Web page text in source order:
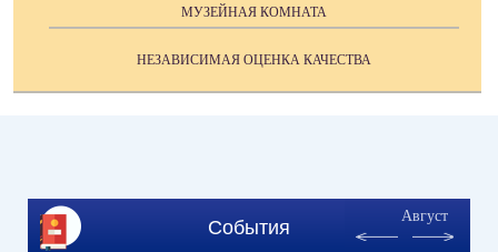
МУЗЕЙНАЯ КОМНАТА
НЕЗАВИСИМАЯ ОЦЕНКА КАЧЕСТВА
События
Август